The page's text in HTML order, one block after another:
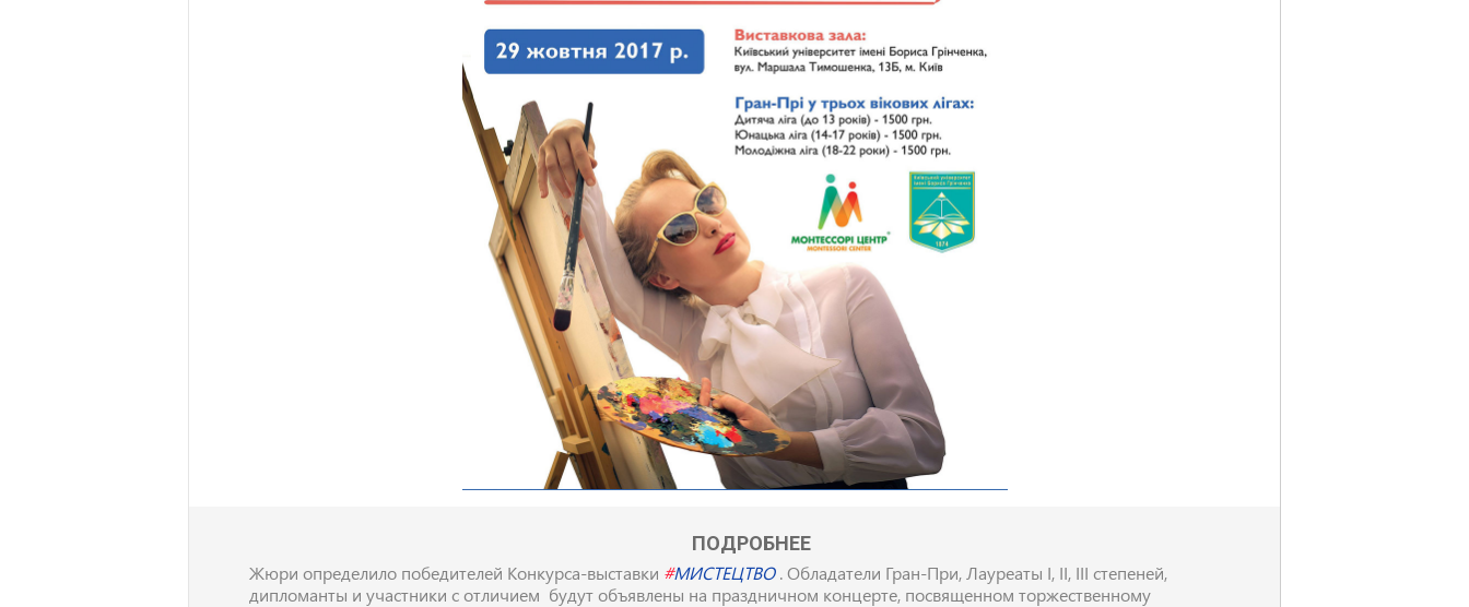
ПОДРОБНЕЕ
Жюри определило победителей Конкурса-выставки #МИСТЕЦТВО. Обладатели Гран-При, Лауреаты I, II, III степеней,
дипломанты и участники с отличием будут объявлены на праздничном концерте, посвященном торжественному